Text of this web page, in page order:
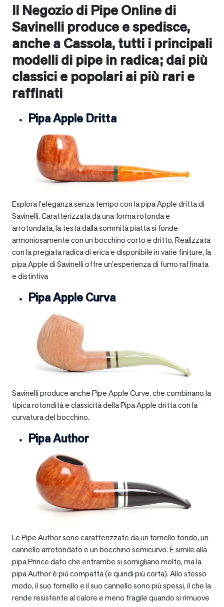
Il Negozio di Pipe Online di
Savinelli produce e spedisce,
anche aCassola, tutti i principali
modelli di pipe in radica; dai più
classici e popolari ai più rari e
raffinati
Pipa Apple Dritta
Esplora l’eleganza senza tempo con la pipa Apple dritta di
Savinelli. Caratterizzata da una forma rotonda e
arrotondata, la testa dalla sommità piatta si fonde
armoniosamente con un bocchino corto e dritto. Realizzata
con la pregiata radica di erica e disponibile in varie finiture, la
pipa Apple di Savinelli offre un’esperienza di fumo raffinata
e distintiva
Pipa Apple Curva
Savinelli produce anche Pipe Apple Curve, che combinano la
tipica rotondità e classicità della Pipa Apple dritta con la
curvatura del bocchino.
Pipa Author
Le Pipe Author sono caratterizzate da un fornello tondo, un
cannello arrotondato e un bocchino semicurvo. È simile alla
pipa Prince dato che entrambe si somigliano molto, ma la
pipa Author è più compatta (e quindi più corta). Allo stesso
modo, il suo fornello e il suo cannello sono più spessi, il che la
rende resistente al calore e meno fragile quando si rimuove